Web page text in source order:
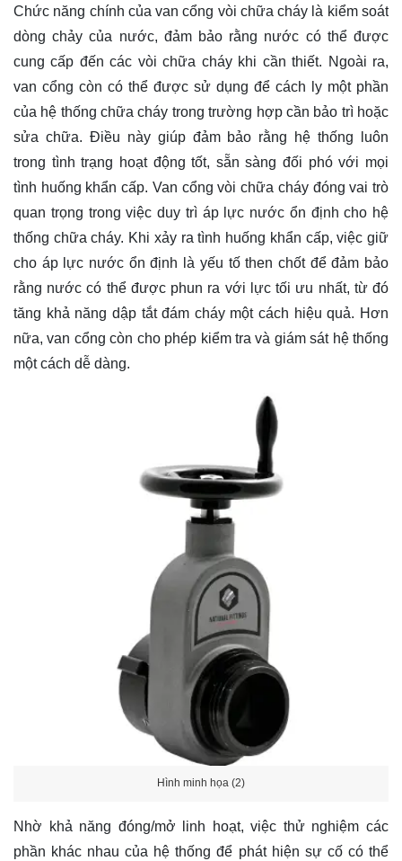
Chức năng chính của van cổng vòi chữa cháy là kiểm soát
dòng chảy của nước, đảm bảo rằng nước có thể được
cung cấp đến các vòi chữa cháy khi cần thiết. Ngoài ra,
van cổng còn có thể được sử dụng để cách ly một phần
của hệ thống chữa cháy trong trường hợp cần bảo trì hoặc
sửa chữa. Điều này giúp đảm bảo rằng hệ thống luôn
trong tình trạng hoạt động tốt, sẵn sàng đối phó với mọi
tình huống khẩn cấp. Van cổng vòi chữa cháy đóng vai trò
quan trọng trong việc duy trì áp lực nước ổn định cho hệ
thống chữa cháy. Khi xảy ra tình huống khẩn cấp, việc giữ
cho áp lực nước ổn định là yếu tố then chốt để đảm bảo
rằng nước có thể được phun ra với lực tối ưu nhất, từ đó
tăng khả năng dập tắt đám cháy một cách hiệu quả. Hơn
nữa, van cổng còn cho phép kiểm tra và giám sát hệ thống
một cách dễ dàng.
Hình minh họa (2)
Nhờ khả năng đóng/mở linh hoạt, việc thử nghiệm các
phần khác nhau của hệ thống để phát hiện sự cố có thể